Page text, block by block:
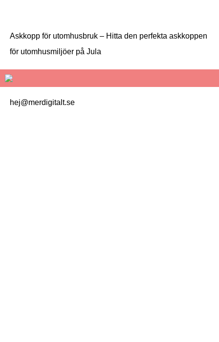
Askkopp för utomhusbruk – Hitta den perfekta askkoppen
för utomhusmiljöer på Jula
hej@merdigitalt.se